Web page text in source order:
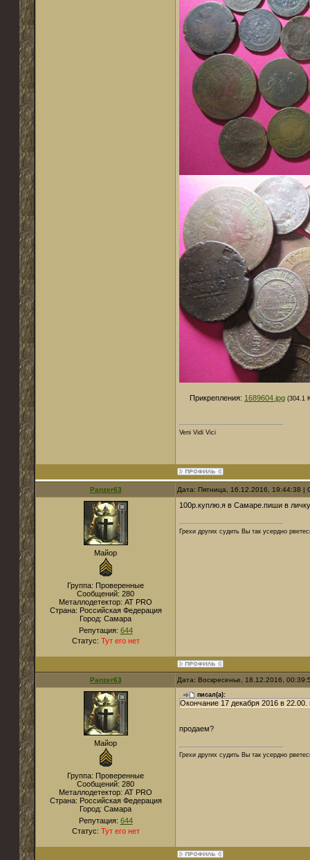
Прикрепления: 1689604.jpg (304.1
Veni Vidi Vici
Panzer63 Дата: Пятница, 16.12.2016, 19:44:38
Майор
Группа: Проверенные
Сообщений: 280
Металлодетектор: AT PRO
Страна: Российская Федерация
Город: Самара
Репутация: 644
Статус: Тут его нет
100р.куплю.я в Самаре.пиши в
Грехи других судить Вы так усердно
Panzer63 Дата: Воскресенье, 18.12.2016,
Майор
Группа: Проверенные
Сообщений: 280
Металлодетектор: AT PRO
Страна: Российская Федерация
Город: Самара
Репутация: 644
Статус: Тут его нет
писал(а):
Окончание 17 декабря 2016 в
продаем?
Грехи других судить Вы так усердно